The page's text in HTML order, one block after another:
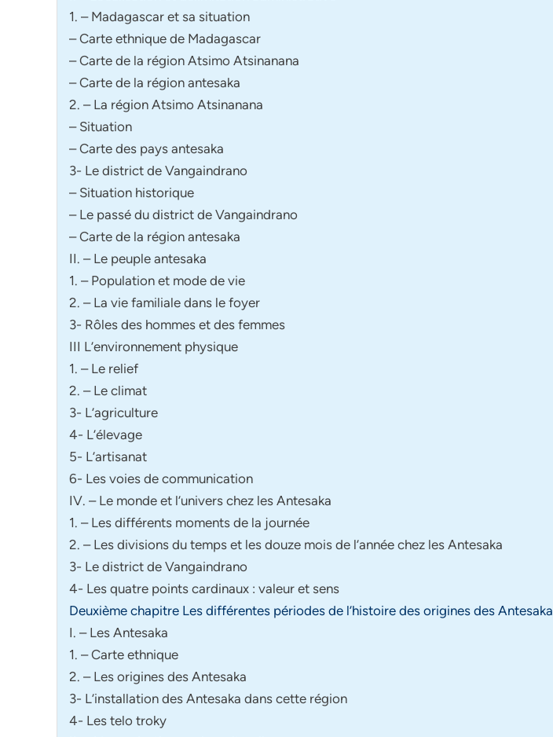
1. – Madagascar et sa situation
– Carte ethnique de Madagascar
– Carte de la région Atsimo Atsinanana
– Carte de la région antesaka
2. – La région Atsimo Atsinanana
– Situation
– Carte des pays antesaka
3- Le district de Vangaindrano
– Situation historique
– Le passé du district de Vangaindrano
– Carte de la région antesaka
II. – Le peuple antesaka
1. – Population et mode de vie
2. – La vie familiale dans le foyer
3- Rôles des hommes et des femmes
III L’environnement physique
1. – Le relief
2. – Le climat
3- L’agriculture
4- L’élevage
5- L’artisanat
6- Les voies de communication
IV. – Le monde et l’univers chez les Antesaka
1. – Les différents moments de la journée
2. – Les divisions du temps et les douze mois de l’année chez les Antesaka
3- Le district de Vangaindrano
4- Les quatre points cardinaux : valeur et sens
Deuxième chapitre Les différentes périodes de l’histoire des origines des Antesaka
I. – Les Antesaka
1. – Carte ethnique
2. – Les origines des Antesaka
3- L’installation des Antesaka dans cette région
4- Les telo troky